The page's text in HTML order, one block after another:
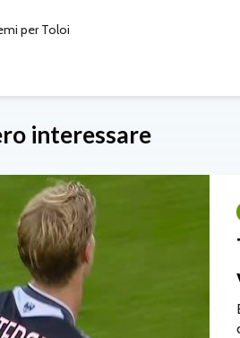
per Toloi
interessare